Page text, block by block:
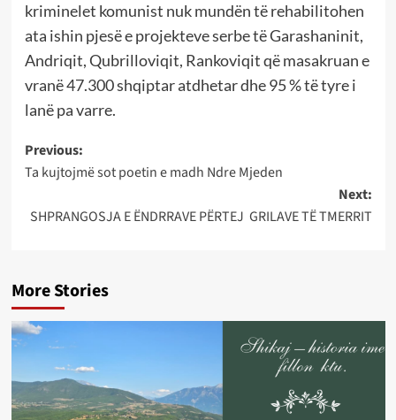
kriminelet komunist nuk mundën të rehabilitohen
ata ishin pjesë e projekteve serbe të Garashaninit,
Andriqit, Qubrilloviqit, Rankoviqit që masakruan e
vranë 47.300 shqiptar atdhetar dhe 95 % të tyre i
lanë pa varre.
Post
navigation
Previous:
Ta kujtojmë sot poetin e madh Ndre Mjeden
Next:
SHPRANGOSJA E ËNDRRAVE PËRTEJ GRILAVE TË TMERRIT
More Stories